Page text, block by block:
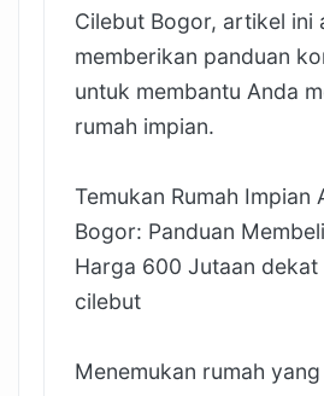
Cilebut Bogor, artikel ini
memberikan panduan
untuk membantu Anda
rumah impian.
Temukan Rumah Impian
Bogor: Panduan
Harga 600 Jutaan dekat
cilebut
Menemukan rumah